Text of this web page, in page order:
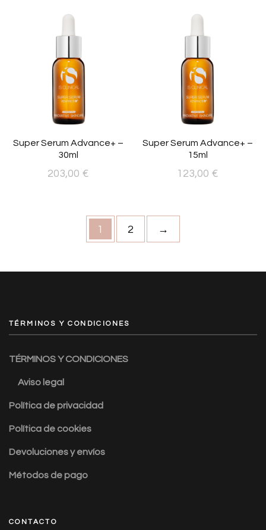
Super Serum Advance+ –
30ml
203,00 €
Super Serum Advance+ –
15ml
123,00 €
1 2 →
TÉRMINOS Y CONDICIONES
TÉRMINOS Y CONDICIONES
Aviso legal
Política de privacidad
Política de cookies
Devoluciones y envíos
Métodos de pago
CONTACTO